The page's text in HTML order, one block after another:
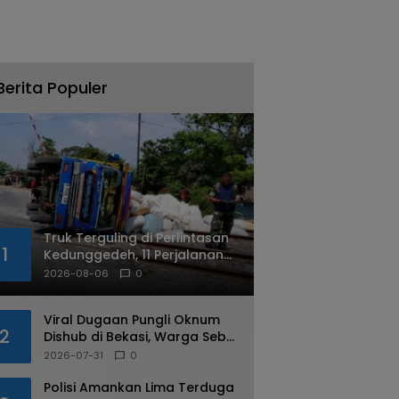
Populer
1
Truk Terguling di Perlintasan
Kedunggedeh, 11 Perjalanan
Kereta Api Terdampak
2026-08-06 0
2
Viral Dugaan Pungli Oknum
Dishub di Bekasi, Warga Sebut
Praktik Diduga Sudah
2026-07-31 0
Polisi Amankan Lima Terduga